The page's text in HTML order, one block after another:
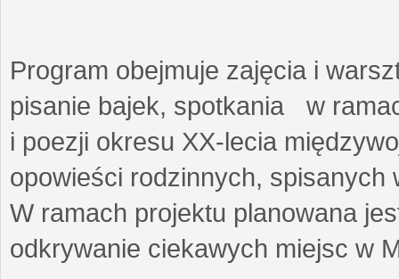
Program obejmuje zajęcia i
pisanie bajek, spotkania w
i poezji okresu XX-lecia
opowieści rodzinnych,
W ramach projektu planowana
odkrywanie ciekawych miejsc w